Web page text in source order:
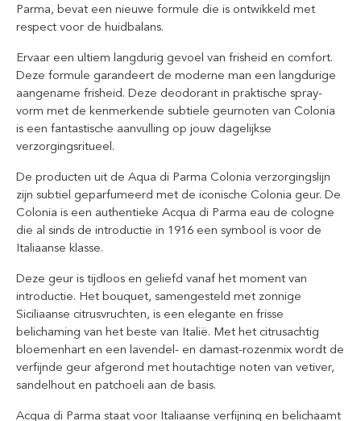
Parma, bevat een nieuwe formule die is ontwikkeld met
respect voor de huidbalans.
Ervaar een ultiem langdurig gevoel van frisheid en comfort.
Deze formule garandeert de moderne man een langdurige
aangename frisheid. Deze deodorant in praktische spray-
vorm met de kenmerkende subtiele geurnoten van Colonia
is een fantastische aanvulling op jouw dagelijkse
verzorgingsritueel.
De producten uit de Aqua di Parma Colonia verzorgingslijn
zijn subtiel geparfumeerd met de iconische Colonia geur. De
Colonia is een authentieke Acqua di Parma eau de cologne
die al sinds de introductie in 1916 een symbool is voor de
Italiaanse klasse.
Deze geur is tijdloos en geliefd vanaf het moment van
introductie. Het bouquet, samengesteld met zonnige
Siciliaanse citrusvruchten, is een elegante en frisse
belichaming van het beste van Italië. Met het citrusachtig
bloemenhart en een lavendel- en damast-rozenmix wordt de
verfijnde geur afgerond met houtachtige noten van vetiver,
sandelhout en patchoeli aan de basis.
Acqua di Parma staat voor Italiaanse verfijning en belichaamt